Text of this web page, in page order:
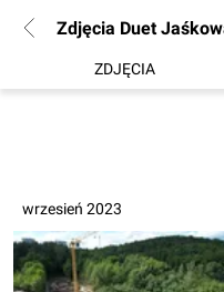
Zdjęcia Duet
ZDJĘCIA
wrzesień 2023